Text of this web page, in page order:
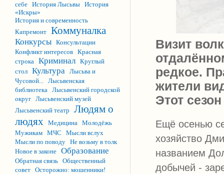
себе История Лысьвы История
«Искры»
История и современность
Капремонт Коммуналка
Конкурсы Консультации
Конфликт интересов Красная
строка Криминал Круглый
стол Культура Лысьва и
Чусовой... Лысьвенская
библиотека Лысьвенский городской
округ Лысьвенский музей
Лысьвенский театр
Людям о
людях Медицина Молодёжь
Мужикам МЧС
Мысли вслух
Мысли по поводу Не возьму в толк
Новое в законе Образование
Обратная связь Общественный
совет Осторожно: мошенники!
Визит
редкое.
жители
Этот
Ещё осенью
хозяйство
названием
добычей -